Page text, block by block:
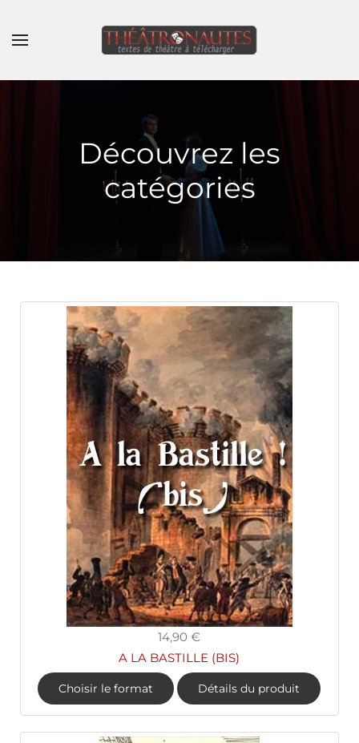
Skip to main content
Découvrez les
catégories
14,90 €
A LA BASTILLE (BIS)
Choisir le format Détails du produit